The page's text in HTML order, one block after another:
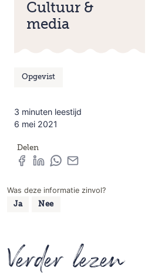
Cultuur &
media
Opgevist
3 minuten leestijd
6 mei 2021
Delen
Was deze informatie zinvol?
Ja Nee
Verder lezen